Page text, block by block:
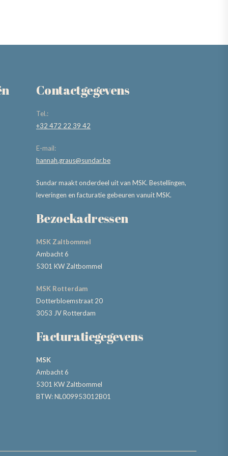
Contactgegevens
Tel.:
+32 472 22 39 42
E-mail:
hannah.graus@sundar.be
Sundar maakt onderdeel uit van MSK. Bestellingen,
leveringen en facturatie gebeuren vanuit MSK.
Bezoekadressen
MSK Zaltbommel
Ambacht 6
5301 KW Zaltbommel
MSK Rotterdam
Dotterbloemstraat 20
3053 JV Rotterdam
Facturatiegegevens
MSK
Ambacht 6
5301 KW Zaltbommel
BTW: NL009953012B01